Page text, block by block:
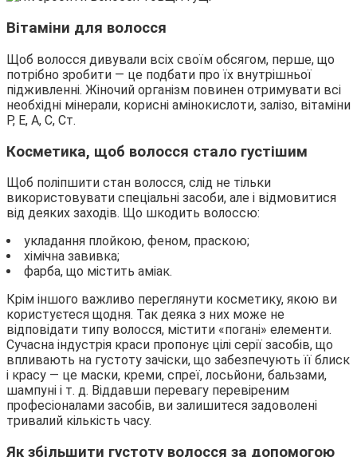
Вітаміни для волосся
Щоб волосся дивували всіх своїм обсягом, перше, що
потрібно зробити — це подбати про їх внутрішньої
підживленні. Жіночий організм повинен отримувати всі
необхідні мінерали, корисні амінокислоти, залізо, вітаміни
Р, Е, А, С, Ст.
Косметика, щоб волосся стало густішим
Щоб поліпшити стан волосся, слід не тільки
використовувати спеціальні засоби, але і відмовитися
від деяких заходів. Що шкодить волоссю:
укладання плойкою, феном, праскою;
хімічна завивка;
фарба, що містить аміак.
Крім іншого важливо переглянути косметику, якою ви
користуєтеся щодня. Так деяка з них може не
відповідати типу волосся, містити «погані» елементи.
Сучасна індустрія краси пропонує цілі серії засобів, що
впливають на густоту зачіски, що забезпечують її блиск
і красу — це маски, креми, спреї, лосьйони, бальзами,
шампуні і т. д. Віддавши перевагу перевіреним
професіоналами засобів, ви залишитеся задоволені
тривалий кількість часу.
Як збільшити густоту волосся за допомогою